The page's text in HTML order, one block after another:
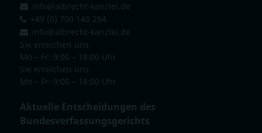
info@albrecht-kanzlei.de
+49 (0) 700 140 254
info@albrecht-kanzlei.de
Sie erreichen uns
Mo – Fr: 9:00 – 18:00 Uhr
Sie erreichen uns
Mo – Fr: 9:00 – 18:00 Uhr
Aktuelle Entscheidungen des
Bundesverfassungsgerichts